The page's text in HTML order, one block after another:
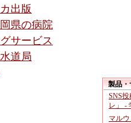
出版
県の病院
サービス
道局
製品・
SNS
レ」 -
マル